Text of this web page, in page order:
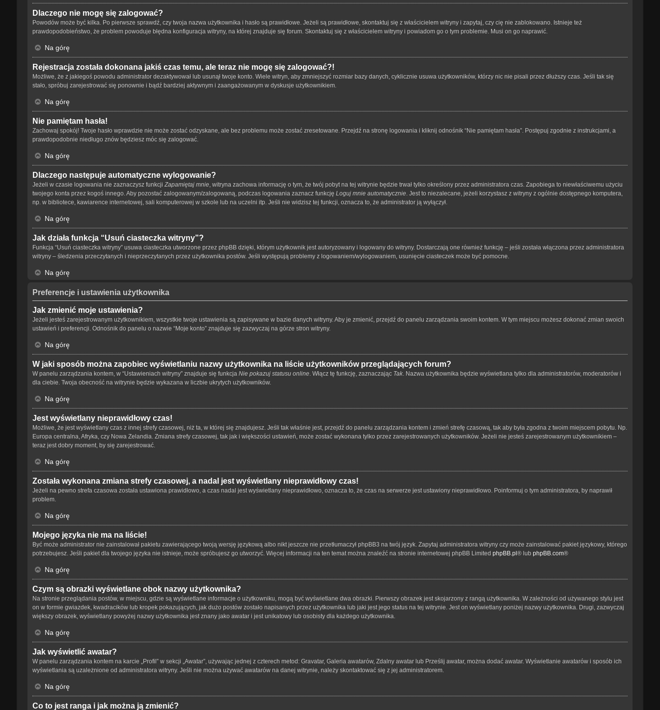
Dlaczego nie mogę się zalogować?
Powodów może być kilka. Po pierwsze sprawdź, czy twoja nazwa użytkownika i hasło są prawidłowe. Jeżeli są prawidłowe, skontaktuj się z właścicielem witryny i zapytaj, czy cię nie zablokowano. Istnieje też
prawdopodobieństwo, że problem powoduje błędna konfiguracja witryny, na której znajduje się forum. Skontaktuj się z właścicielem witryny i powiadom go o tym problemie. Musi on go naprawić.
Na górę
Rejestracja została dokonana jakiś czas temu, ale teraz nie mogę się zalogować?!
Możliwe, że z jakiegoś powodu administrator dezaktywował lub usunął twoje konto. Wiele witryn, aby zmniejszyć rozmiar bazy danych, cyklicznie usuwa użytkowników, którzy nic nie pisali przez dłuższy czas. Jeśli tak się
stało, spróbuj zarejestrować się ponownie i bądź bardziej aktywnym i zaangażowanym w dyskusje użytkownikiem.
Na górę
Nie pamiętam hasła!
Zachowaj spokój! Twoje hasło wprawdzie nie może zostać odzyskane, ale bez problemu może zostać zresetowane. Przejdź na stronę logowania i kliknij odnośnik “Nie pamiętam hasła”. Postępuj zgodnie z instrukcjami, a
prawdopodobnie niedługo znów będziesz móc się zalogować.
Na górę
Dlaczego następuje automatyczne wylogowanie?
Jeżeli w czasie logowania nie zaznaczysz funkcji Zapamiętaj mnie, witryna zachowa informację o tym, że twój pobyt na tej witrynie będzie trwał tylko określony przez administratora czas. Zapobiega to niewłaściwemu użyciu
twojego konta przez kogoś innego. Aby pozostać zalogowanym/zalogowaną, podczas logowania zaznacz funkcję Loguj mnie automatycznie. Jest to niezalecane, jeżeli korzystasz z witryny z ogólnie dostępnego komputera,
np. w bibliotece, kawiarence internetowej, sali komputerowej w szkole lub na uczelni itp. Jeśli nie widzisz tej funkcji, oznacza to, że administrator ją wyłączył.
Na górę
Jak działa funkcja “Usuń ciasteczka witryny”?
Funkcja “Usuń ciasteczka witryny” usuwa ciasteczka utworzone przez phpBB dzięki, którym użytkownik jest autoryzowany i logowany do witryny. Dostarczają one również funkcję – jeśli została włączona przez administratora
witryny – śledzenia przeczytanych i nieprzeczytanych przez użytkownika postów. Jeśli występują problemy z logowaniem/wylogowaniem, usunięcie ciasteczek może być pomocne.
Na górę
Preferencje i ustawienia użytkownika
Jak zmienić moje ustawienia?
Jeżeli jesteś zarejestrowanym użytkownikiem, wszystkie twoje ustawienia są zapisywane w bazie danych witryny. Aby je zmienić, przejdź do panelu zarządzania swoim kontem. W tym miejscu możesz dokonać zmian swoich
ustawień i preferencji. Odnośnik do panelu o nazwie “Moje konto” znajduje się zazwyczaj na górze stron witryny.
Na górę
W jaki sposób można zapobiec wyświetlaniu nazwy użytkownika na liście użytkowników przeglądających forum?
W panelu zarządzania kontem, w “Ustawieniach witryny” znajduje się funkcja Nie pokazuj statusu online. Włącz tę funkcję, zaznaczając Tak. Nazwa użytkownika będzie wyświetlana tylko dla administratorów, moderatorów i
dla ciebie. Twoja obecność na witrynie będzie wykazana w liczbie ukrytych użytkowników.
Na górę
Jest wyświetlany nieprawidłowy czas!
Możliwe, że jest wyświetlany czas z innej strefy czasowej, niż ta, w której się znajdujesz. Jeśli tak właśnie jest, przejdź do panelu zarządzania kontem i zmień strefę czasową, tak aby była zgodna z twoim miejscem pobytu. Np.
Europa centralna, Afryka, czy Nowa Zelandia. Zmiana strefy czasowej, tak jak i większości ustawień, może zostać wykonana tylko przez zarejestrowanych użytkowników. Jeżeli nie jesteś zarejestrowanym użytkownikiem –
teraz jest dobry moment, by się zarejestrować.
Na górę
Została wykonana zmiana strefy czasowej, a nadal jest wyświetlany nieprawidłowy czas!
Jeżeli na pewno strefa czasowa została ustawiona prawidłowo, a czas nadal jest wyświetlany nieprawidłowo, oznacza to, że czas na serwerze jest ustawiony nieprawidłowo. Poinformuj o tym administratora, by naprawił
problem.
Na górę
Mojego języka nie ma na liście!
Być może administrator nie zainstalował pakietu zawierającego twoją wersję językową albo nikt jeszcze nie przetłumaczył phpBB3 na twój język. Zapytaj administratora witryny czy może zainstalować pakiet językowy, którego
potrzebujesz. Jeśli pakiet dla twojego języka nie istnieje, może spróbujesz go utworzyć. Więcej informacji na ten temat można znaleźć na stronie internetowej phpBB Limited phpBB.pl ® lub phpBB.com®
Na górę
Czym są obrazki wyświetlane obok nazwy użytkownika?
Na stronie przeglądania postów, w miejscu, gdzie są wyświetlane informacje o użytkowniku, mogą być wyświetlane dwa obrazki. Pierwszy obrazek jest skojarzony z rangą użytkownika. W zależności od używanego stylu jest
on w formie gwiazdek, kwadracików lub kropek pokazujących, jak dużo postów zostało napisanych przez użytkownika lub jaki jest jego status na tej witrynie. Jest on wyświetlany poniżej nazwy użytkownika. Drugi, zazwyczaj
większy obrazek, wyświetlany powyżej nazwy użytkownika jest znany jako awatar i jest unikatowy lub osobisty dla każdego użytkownika.
Na górę
Jak wyświetlić awatar?
W panelu zarządzania kontem na karcie „Profil” w sekcji „Awatar”, używając jednej z czterech metod: Gravatar, Galeria awatarów, Zdalny awatar lub Prześlij awatar, można dodać awatar. Wyświetlanie awatarów i sposób ich
wyświetlania są uzależnione od administratora witryny. Jeśli nie można używać awatarów na danej witrynie, należy skontaktować się z jej administratorem.
Na górę
Co to jest ranga i jak można ją zmienić?